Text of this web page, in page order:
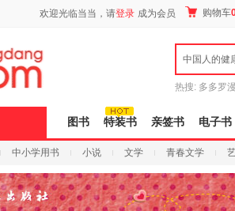
欢迎光临当当，请登录 成为会员 购物车
中国人的健
热搜: 多多罗
图书 特装书 亲签书 电子书
中小学用书 小说 文学 青春文学
电子书